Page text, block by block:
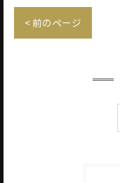
< 前のページ